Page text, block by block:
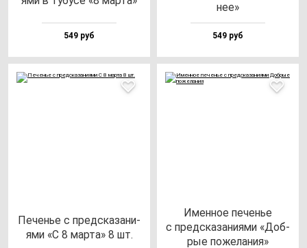
549 руб
нее»
549 руб
Печенье с пред­ска­за­ни­
ями «С 8 мар­та» 8 шт.
Имен­ное пе­ченье
с пред­ска­за­ни­ями «Доб­
рые по­же­ла­ния»